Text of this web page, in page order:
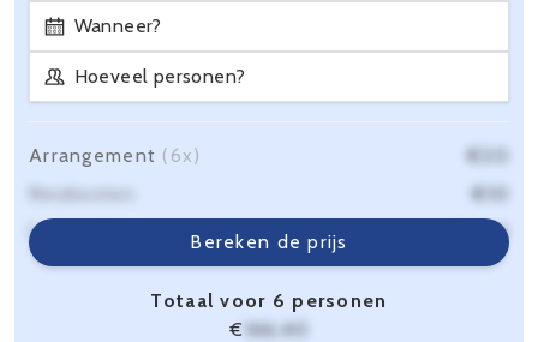
Wanneer?
Hoeveel personen?
Bereken de prijs
Arrangement (6x)
€20
Reiskosten
€10
Servicekosten
€6,40
Totaal voor 6 personen
€ 166,40